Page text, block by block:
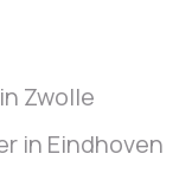
Zwolle
in Eindhoven